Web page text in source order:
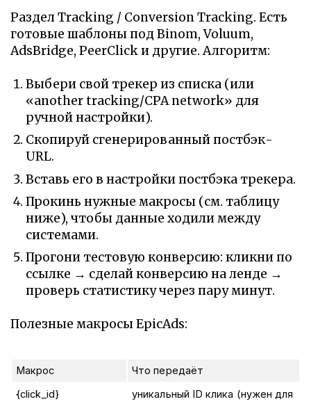
Раздел Tracking / Conversion Tracking. Есть
готовые шаблоны под Binom, Voluum,
AdsBridge, PeerClick и другие. Алгоритм:
Выбери свой трекер из списка (или
«another tracking/CPA network» для
ручной настройки).
Скопируй сгенерированный постбэк-
URL.
Вставь его в настройки постбэка трекера.
Прокинь нужные макросы (см. таблицу
ниже), чтобы данные ходили между
системами.
Прогони тестовую конверсию: кликни по
ссылке → сделай конверсию на ленде →
проверь статистику через пару минут.
Полезные макросы EpicAds:
Макрос
Что передаёт
{click_id}
уникальный ID клика (нужен для